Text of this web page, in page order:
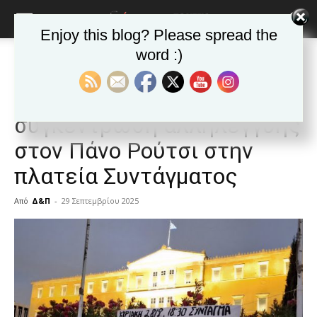
ΕΙΔΗΣΕΙΣ Ελλαδα
Πραγματοποιήθηκε η
συγκέντρωση αλληλεγγύης
στον Πάνο Ρούτσι στην
πλατεία Συντάγματος
Από Δ&Π - 29 Σεπτεμβρίου 2025
cam
show.desi
Enjoy this blog? Please spread the
word :)